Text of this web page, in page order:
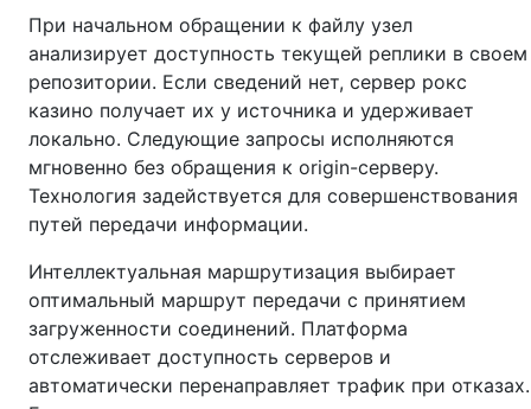
При начальном обращении к файлу узел
анализирует доступность текущей реплики в своем
репозитории. Если сведений нет, сервер рокс
казино получает их у источника и удерживает
локально. Следующие запросы исполняются
мгновенно без обращения к origin-серверу.
Технология задействуется для совершенствования
путей передачи информации.
Интеллектуальная маршрутизация выбирает
оптимальный маршрут передачи с принятием
загруженности соединений. Платформа
отслеживает доступность серверов и
автоматически перенаправляет трафик при отказах.